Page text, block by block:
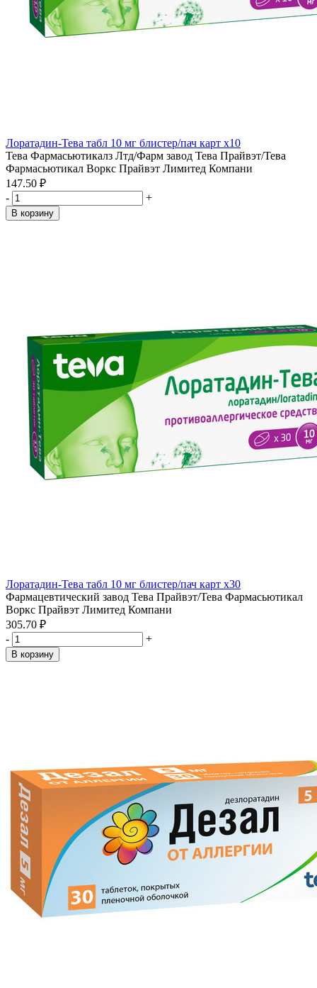
Лоратадин-Тева табл 10 мг блистер/пач карт x10
Тева Фармасьютикалз Лтд/Фарм завод Тева Прайвэт/Тева
Фармасьютикал Воркс Прайвэт Лимитед Компани
147.50 ₽
-
+
В корзину
Лоратадин-Тева табл 10 мг блистер/пач карт x30
Фармацевтический завод Тева Прайвэт/Тева Фармасьютикал
Воркс Прайвэт Лимитед Компани
305.70 ₽
-
+
В корзину